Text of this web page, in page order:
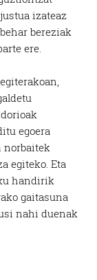
izateaz
bereziak
ere.
egoera
norbaitek
egiteko. Eta
handirik
gaitasuna
nahi duenak